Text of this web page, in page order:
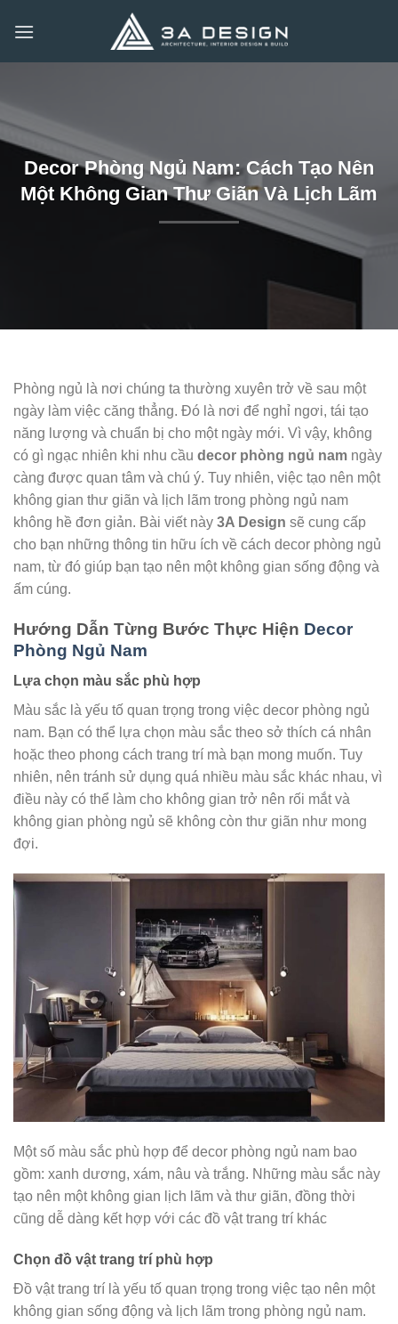
qua
Decor Phòng Ngủ Nam: Cách Tạo Nên
Một Không Gian Thư Giãn Và Lịch Lãm
Phòng ngủ là nơi chúng ta thường xuyên trở về sau một
ngày làm việc căng thẳng. Đó là nơi để nghỉ ngơi, tái tạo
năng lượng và chuẩn bị cho một ngày mới. Vì vậy, không
có gì ngạc nhiên khi nhu cầu decor phòng ngủ nam ngày
càng được quan tâm và chú ý. Tuy nhiên, việc tạo nên một
không gian thư giãn và lịch lãm trong phòng ngủ nam
không hề đơn giản. Bài viết này 3A Design sẽ cung cấp
cho bạn những thông tin hữu ích về cách decor phòng ngủ
nam, từ đó giúp bạn tạo nên một không gian sống động và
ấm cúng.
Hướng Dẫn Từng Bước Thực Hiện Decor
Phòng Ngủ Nam
Lựa chọn màu sắc phù hợp
Màu sắc là yếu tố quan trọng trong việc decor phòng ngủ
nam. Bạn có thể lựa chọn màu sắc theo sở thích cá nhân
hoặc theo phong cách trang trí mà bạn mong muốn. Tuy
nhiên, nên tránh sử dụng quá nhiều màu sắc khác nhau, vì
điều này có thể làm cho không gian trở nên rối mắt và
không gian phòng ngủ sẽ không còn thư giãn như mong
đợi.
Một số màu sắc phù hợp để decor phòng ngủ nam bao
gồm: xanh dương, xám, nâu và trắng. Những màu sắc này
tạo nên một không gian lịch lãm và thư giãn, đồng thời
cũng dễ dàng kết hợp với các đồ vật trang trí khác
Chọn đồ vật trang trí phù hợp
Đồ vật trang trí là yếu tố quan trọng trong việc tạo nên một
không gian sống động và lịch lãm trong phòng ngủ nam.